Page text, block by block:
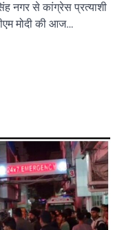
नगर से कांग्रेस प्रत्याशी
मोदी की आज…